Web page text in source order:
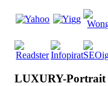
LUXURY-Portrait